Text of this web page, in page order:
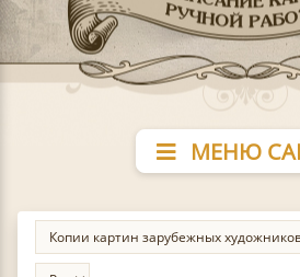
МЕНЮ